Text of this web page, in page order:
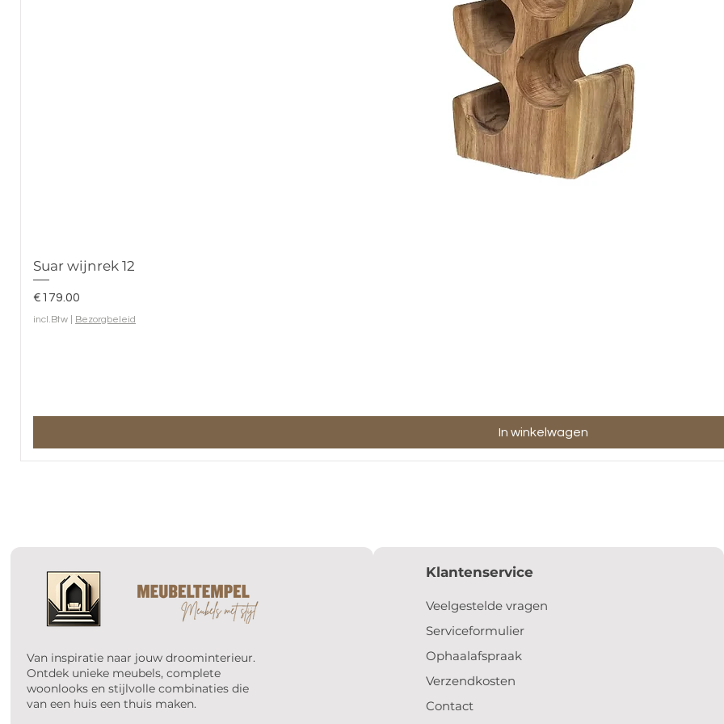
Suar wijnrek 12
Prijs
€179.00
incl.Btw Bezorgbeleid
In winkelwagen
Van inspiratie naar jouw droominterieur.
Ontdek unieke meubels, complete
woonlooks en stijlvolle combinaties die
van een huis een thuis maken.
Klantenservice
Veelgestelde vragen
Serviceformulier
Ophaalafspraak
Verzendkosten
Contact